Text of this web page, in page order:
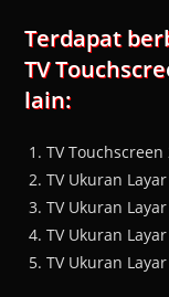
Terdapat
TV
lain:
TV
TV Ukuran
TV Ukuran
TV Ukuran
TV Ukuran